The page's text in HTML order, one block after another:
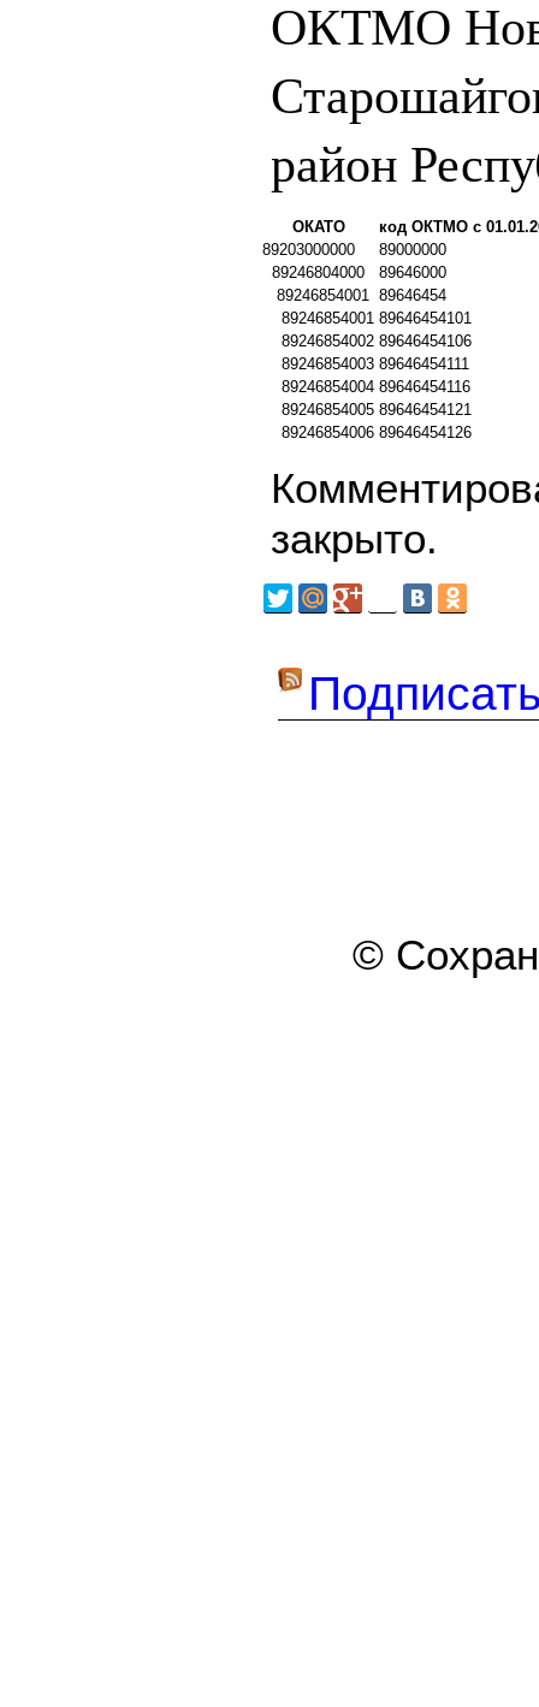
ОКТМО
район
ОКАТО
код ОКТМО с
89203000000
89000000
89246804000
89646000
89246854001 89646454
89246854001 89646454101
89246854002 89646454106
89246854003 89646454111
89246854004 89646454116
89246854005 89646454121
89246854006 89646454126
закрыто.
©